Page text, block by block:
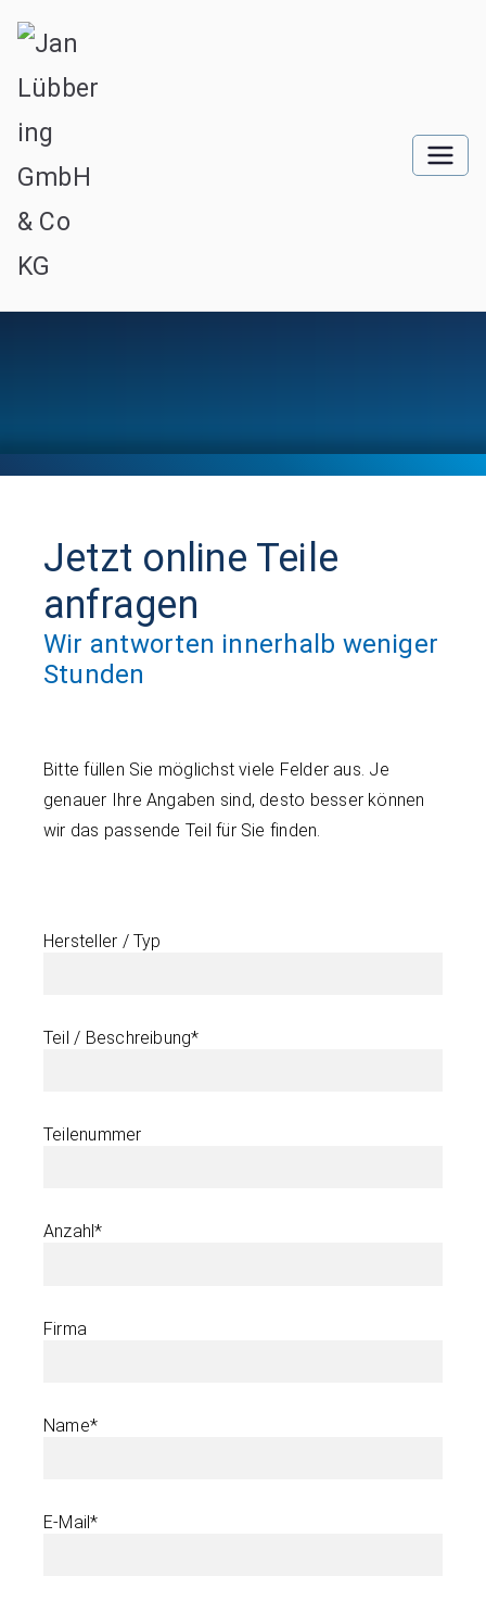
Jetzt online Teile
anfragen
Wir antworten innerhalb weniger
Stunden
Bitte füllen Sie möglichst viele Felder aus. Je
genauer Ihre Angaben sind, desto besser können
wir das passende Teil für Sie finden.
Hersteller / Typ
Teil / Beschreibung*
Teilenummer
Anzahl*
Firma
Name*
E-Mail*